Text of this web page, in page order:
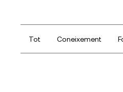
Tot Coneixement